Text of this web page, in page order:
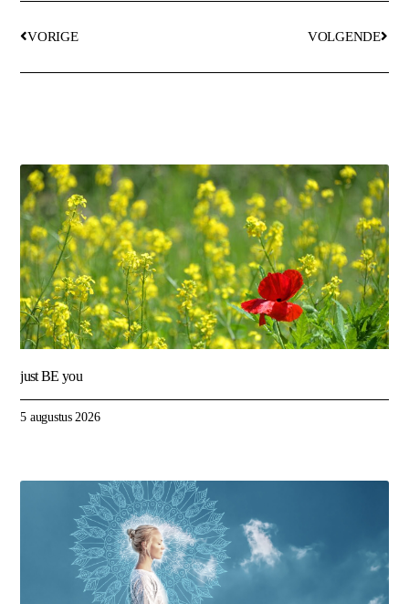
VORIGE VOLGENDE
just BE you
5 augustus 2026